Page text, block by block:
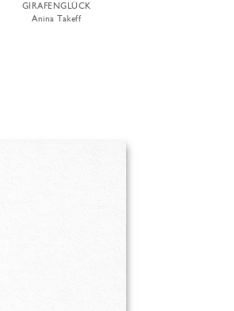
GIRAFENGLÜCK
Anina Takeff